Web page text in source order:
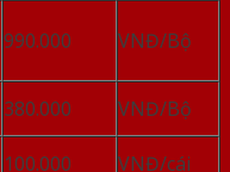
990.000 VNĐ/Bộ
380.000 VNĐ/Bộ
100.000 VNĐ/cái